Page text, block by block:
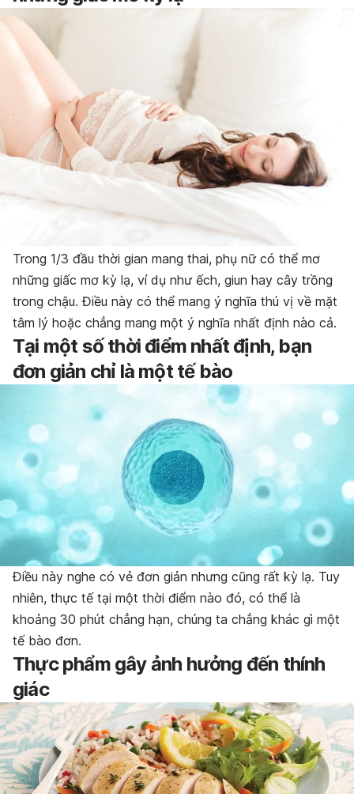
Trong 1/3 đầu thời gian mang thai, phụ nữ có thể mơ
những giấc mơ kỳ lạ, ví dụ như ếch, giun hay cây trồng
trong chậu. Điều này có thể mang ý nghĩa thú vị về mặt
tâm lý hoặc chẳng mang một ý nghĩa nhất định nào cả.
Tại một số thời điểm nhất định, bạn
đơn giản chỉ là một tế bào
Điều này nghe có vẻ đơn giản nhưng cũng rất kỳ lạ. Tuy
nhiên, thực tế tại một thời điểm nào đó, có thể là
khoảng 30 phút chẳng hạn, chúng ta chẳng khác gì một
tế bào đơn.
Thực phẩm gây ảnh hưởng đến thính
giác